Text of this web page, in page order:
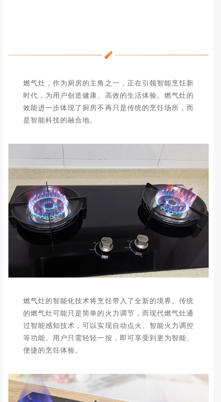
燃气灶，作为厨房的主角之一，正在引领智能烹饪新
时代，为用户创造健康、高效的生活体验。燃气灶的
效能进一步体现了厨房不再只是传统的烹饪场所，而
是智能科技的融合地。
燃气灶的智能化技术将烹饪带入了全新的境界。传统
的燃气灶可能只是简单的火力调节，而现代燃气灶通
过智能感知技术，可以实现自动点火、智能火力调控
等功能。用户只需轻轻一按，即可享受到更为智能、
便捷的烹饪体验。